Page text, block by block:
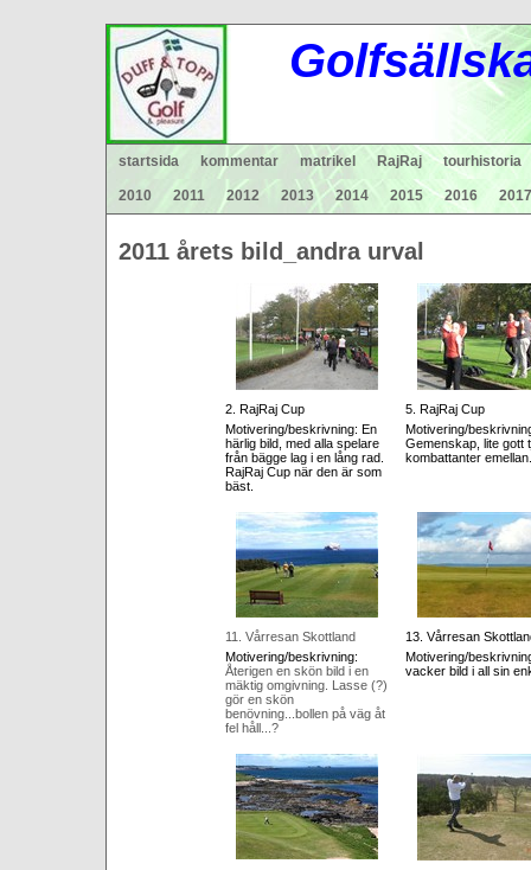
Golfsälls
startsida kommentar matrikel RajRaj tourhistoria
2010 2011 2012 2013 2014 2015 2016 2017
2011 årets
2. RajRaj Cup
Motivering/beskrivning: En
härlig bild, med alla spelare
från bägge lag i en lång rad.
RajRaj Cup när den är som
bäst.
5. RajRaj Cup
Motivering/
Gemenskap, lite gott
kombattanter emellan.
11. Vårresan Skottland
Motivering/beskrivning:
Återigen en skön bild i en
mäktig omgivning. Lasse (?)
gör en skön
benövning...bollen på väg åt
fel håll...?
13. Vårresan
Motivering/
vacker bild i all sin